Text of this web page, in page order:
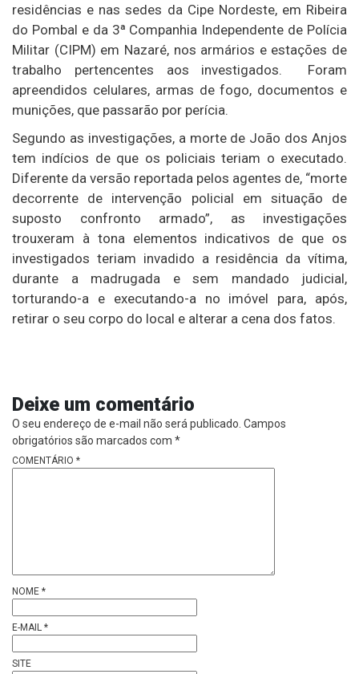
residências e nas sedes da Cipe Nordeste, em Ribeira
do Pombal e da 3ª Companhia Independente de Polícia
Militar (CIPM) em Nazaré, nos armários e estações de
trabalho pertencentes aos investigados. Foram
apreendidos celulares, armas de fogo, documentos e
munições, que passarão por perícia.
Segundo as investigações, a morte de João dos Anjos
tem indícios de que os policiais teriam o executado.
Diferente da versão reportada pelos agentes de, “morte
decorrente de intervenção policial em situação de
suposto confronto armado”, as investigações
trouxeram à tona elementos indicativos de que os
investigados teriam invadido a residência da vítima,
durante a madrugada e sem mandado judicial,
torturando-a e executando-a no imóvel para, após,
retirar o seu corpo do local e alterar a cena dos fatos.
Deixe um comentário
O seu endereço de e-mail não será publicado. Campos
obrigatórios são marcados com *
COMENTÁRIO *
NOME *
E-MAIL *
SITE